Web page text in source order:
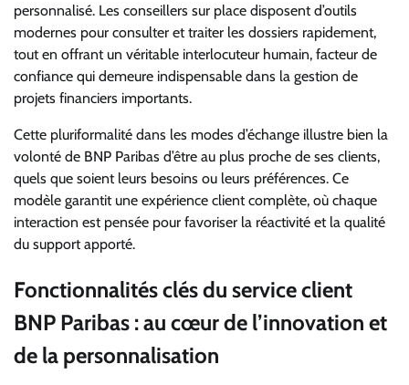
personnalisé. Les conseillers sur place disposent d’outils
modernes pour consulter et traiter les dossiers rapidement,
tout en offrant un véritable interlocuteur humain, facteur de
confiance qui demeure indispensable dans la gestion de
projets financiers importants.
Cette pluriformalité dans les modes d’échange illustre bien la
volonté de BNP Paribas d’être au plus proche de ses clients,
quels que soient leurs besoins ou leurs préférences. Ce
modèle garantit une expérience client complète, où chaque
interaction est pensée pour favoriser la réactivité et la qualité
du support apporté.
Fonctionnalités clés du service client
BNP Paribas : au cœur de l’innovation et
de la personnalisation